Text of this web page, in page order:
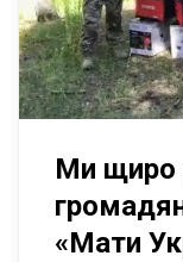
Ми щиро
«Мати